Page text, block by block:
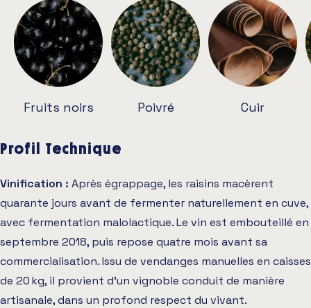
Fruits noirs Poivré Cuir
Profil Technique
Vinification : Après égrappage, les raisins macèrent
quarante jours avant de fermenter naturellement en cuve,
avec fermentation malolactique. Le vin est embouteillé en
septembre 2018, puis repose quatre mois avant sa
commercialisation. Issu de vendanges manuelles en caisses
de 20 kg, il provient d’un vignoble conduit de manière
artisanale, dans un profond respect du vivant.